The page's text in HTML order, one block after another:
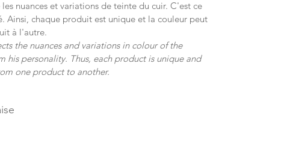
nuances et variations de teinte du cuir. C'est ce
Ainsi, chaque produit est unique et la couleur peut
à l'autre.
the nuances and variations in colour of the
his personality. Thus, each product is unique and
one product to another.